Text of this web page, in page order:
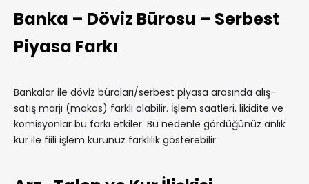
Banka – Döviz Bürosu – Serbest
Piyasa Farkı
Bankalar ile döviz büroları/serbest piyasa arasında alış–
satış marjı (makas) farklı olabilir. İşlem saatleri, likidite ve
komisyonlar bu farkı etkiler. Bu nedenle gördüğünüz anlık
kur ile fiili işlem kurunuz farklılık gösterebilir.